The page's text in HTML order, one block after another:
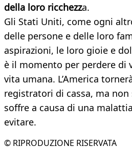
della loro ricchezza.
Gli Stati Uniti, come ogni
delle persone e delle loro
aspirazioni, le loro gioie e
è il momento per perdere di
vita umana. L’America
registratori di cassa, ma
soffre a causa di una
evitare.
© RIPRODUZIONE RISERVATA